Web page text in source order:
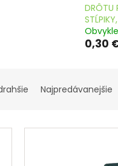
DRÔTU
0,30
Najpredávanejšie